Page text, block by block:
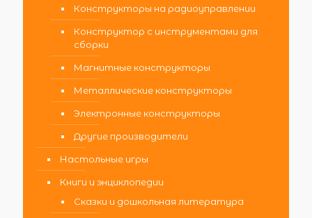
Конструкторы на радиоуправлении
Конструктор с инструментами для
сборки
Магнитные конструкторы
Металлические конструкторы
Электронные конструкторы
Другие производители
Настольные игры
Книги и энциклопедии
Сказки и дошкольная литература